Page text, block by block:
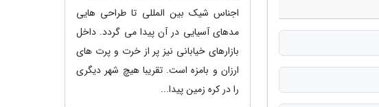
اجناس شیک بین المللی تا طراحی هایی
مدهای آسیایی در آن پیدا می گردد. داخل
بازارهای خیابانی نیز پر از خرت و پرت های
ارزان و بامزه است. تقریبا هیچ شهر دیگری
را در کره زمین پیدا...